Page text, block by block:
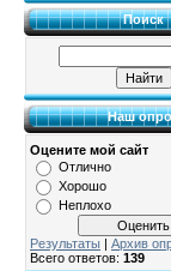
Поиск
Наш
Оцените мой сайт
Отлично
Хорошо
Неплохо
Результаты | Архив
Всего ответов: 139